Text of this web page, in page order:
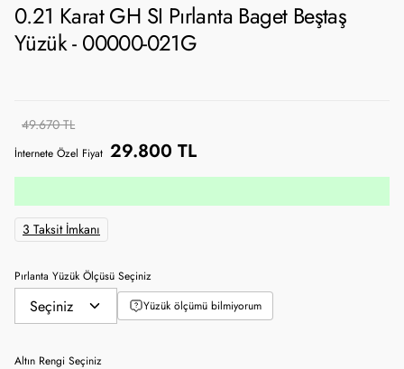
0.21 Karat GH SI Pırlanta Baget Beştaş
Yüzük - 00000-021G
49.670 TL
İnternete Özel Fiyat 29.800 TL
3 Taksit İmkanı
Pırlanta Yüzük Ölçüsü Seçiniz
Yüzük ölçümü bilmiyorum
Altın Rengi Seçiniz